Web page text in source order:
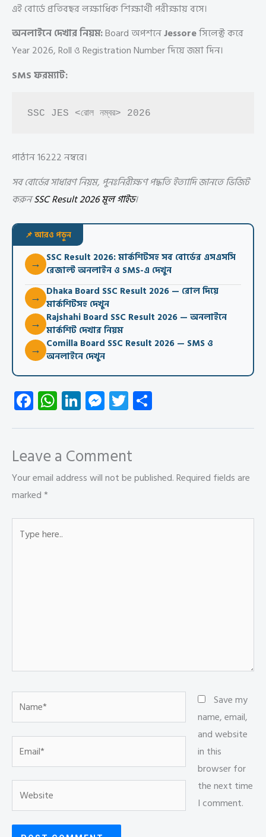
এই বোর্ডে প্রতিবছর লক্ষাধিক শিক্ষার্থী পরীক্ষায় বসে।
অনলাইনে দেখার নিয়ম:Board অপশনেJessoreসিলেক্ট করে
Year 2026, Roll ও Registration Number দিয়ে জমা দিন।
SMS ফরম্যাট:
SSC JES <রোল নম্বর> 2026
পাঠান 16222 নম্বরে।
সব বোর্ডের সাধারণ নিয়ম, পুনঃনিরীক্ষণ পদ্ধতি ইত্যাদি জানতে ভিজিট
করুনSSC Result 2026 মূল গাইড।
📌 আরও পড়ুন
→ SSC Result 2026: মার্কশিটসহ সব বোর্ডের এসএসসি
রেজাল্ট অনলাইন ও SMS-এ দেখুন
→ Dhaka Board SSC Result 2026 — রোল দিয়ে
মার্কশিটসহ দেখুন
→ Rajshahi Board SSC Result 2026 — অনলাইনে
মার্কশিট দেখার নিয়ম
→ Comilla Board SSC Result 2026 — SMS ও
অনলাইনে দেখুন
Fa
ce
b
o
ok
W
ha
ts
A
p
Li
nk
e
dI
n
M
es
se
n
g
T
wi
tt
er
ha
re
Leave a Comment
Your email address will not be published.Required fields are
marked*
here..
Website
Save my
name, email,
and website
in this
browser for
the next time
I comment.